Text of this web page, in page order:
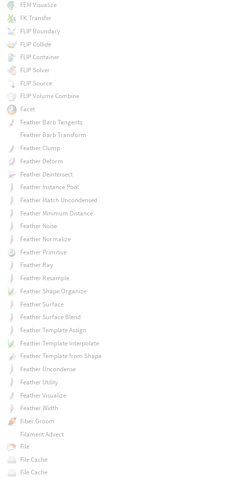
FEM Visualize
FK Transfer
FLIP Boundary
FLIP Collide
FLIP Container
FLIP Solver
FLIP Source
FLIP Volume Combine
Facet
Feather Barb Tangents
Feather Barb Transform
Feather Clump
Feather Deform
Feather Deintersect
Feather Instance Pool
Feather Match Uncondensed
Feather Minimum Distance
Feather Noise
Feather Normalize
Feather Primitive
Feather Ray
Feather Resample
Feather Shape Organize
Feather Surface
Feather Surface Blend
Feather Template Assign
Feather Template Interpolate
Feather Template from Shape
Feather Uncondense
Feather Utility
Feather Visualize
Feather Width
Fiber Groom
Filament Advect
File
File Cache
File Cache